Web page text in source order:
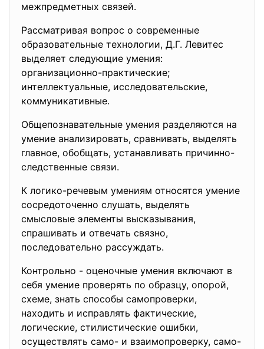
межпредметных связей.
Рассматривая вопрос о современные
образовательные технологии, Д.Г. Левитес
выделяет следующие умения:
организационно-практические;
интеллектуальные, исследовательские,
коммуникативные.
Общепознавательные умения разделяются на
умение анализировать, сравнивать, выделять
главное, обобщать, устанавливать причинно-
следственные связи.
К логико-речевым умениям относятся умение
сосредоточенно слушать, выделять
смысловые элементы высказывания,
спрашивать и отвечать связно,
последовательно рассуждать.
Контрольно - оценочные умения включают в
себя умение проверять по образцу, опорой,
схеме, знать способы самопроверки,
находить и исправлять фактические,
логические, стилистические ошибки,
осуществлять само- и взаимопроверку, само-